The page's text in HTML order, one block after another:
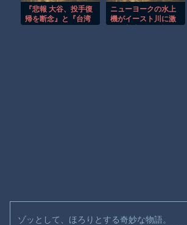
『悲報 大谷、投手復
帰を断念』と『台湾
ニューヨークの水上
機がイースト川に激
ゾッとして、ほろりとする奇妙な物語。